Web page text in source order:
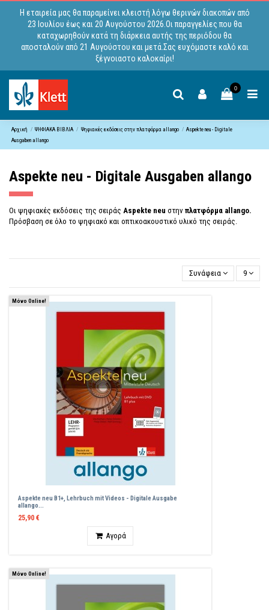
Η εταιρεία μας θα παραμείνει κλειστή λόγω θερινών διακοπών από
23 Ιουλίου έως και 20 Αυγούστου 2026.Οι παραγγελίες που θα
καταχωρηθούν κατά τη διάρκεια αυτής της περιόδου θα
αποσταλούν από 21 Αυγούστου και μετά.Σας ευχόμαστε καλό και
ξέγνοιαστο καλοκαίρι!
0
Αρχική ΨΗΦΙΑΚΑ ΒΙΒΛΙΑ Ψηφιακές εκδόσεις στην πλατφόρμα allango
Aspekte neu - Digitale
Ausgaben allango
Aspekte neu - Digitale Ausgaben allango
Οι ψηφιακές εκδόσεις της σειράς Aspekte neu στην πλατφόρμα allango.
Πρόσβαση σε όλο το ψηφιακό και οπτικοακουστικό υλικό της σειράς.
Συνάφεια 9
Μόνο Online!
Aspekte neu B1+, Lehrbuch mit Videos - Digitale Ausgabe
allango...
25,90 €
Αγορά
Μόνο Online!